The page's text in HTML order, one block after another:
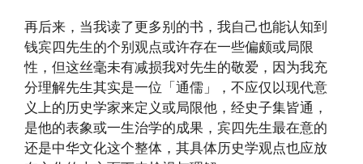
再后来，当我读了更多别的书，我自己也能认知到
钱宾四先生的个别观点或许存在一些偏颇或局限
性，但这丝毫未有减损我对先生的敬爱，因为我充
分理解先生其实是一位「通儒」，不应仅以现代意
义上的历史学家来定义或局限他，经史子集皆通，
是他的表象或一生治学的成果，宾四先生最在意的
还是中华文化这个整体，其具体历史学观点也应放